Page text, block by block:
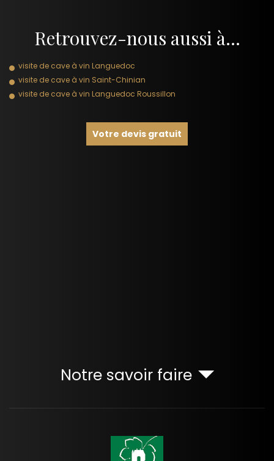
Retrouvez-nous aussi à…
visite de cave à vin Languedoc
visite de cave à vin Saint-Chinian
visite de cave à vin Languedoc Roussillon
Votre devis gratuit
Notre savoir faire